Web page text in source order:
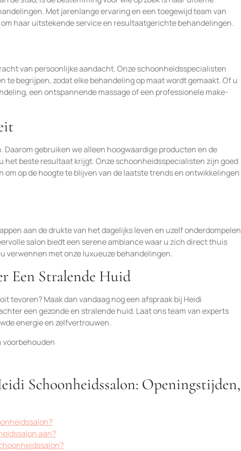
Met jarenlange ervaring en een toegewijd team van
haar uitstekende service en resultaatgerichte behandelingen.
van persoonlijke aandacht. Onze schoonheidsspecialisten
te begrijpen, zodat elke behandeling op maat wordt gemaakt. Of u
een ontspannende massage of een professionele make-
gebruiken we alleen hoogwaardige producten en de
het beste resultaat krijgt. Onze schoonheidsspecialisten zijn goed
op de hoogte te blijven van de laatste trends en ontwikkelingen
aan de drukte van het dagelijks leven en uzelf onderdompelen
salon biedt een serene ambiance waar u zich direct thuis
verwennen met onze luxueuze behandelingen.
Een Stralende Huid
tevoren? Maak dan vandaag nog een afspraak bij Heidi
een gezonde en stralende huid. Laat ons team van experts
energie en zelfvertrouwen.
voorbehouden
Schoonheidssalon: Openingstijden,
aan?